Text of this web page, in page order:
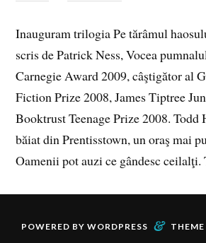
Inauguram trilogia Pe tărâmul
scris de Patrick Ness, Vocea
Carnegie Award 2009, câştigător al
Fiction Prize 2008, James Tiptree
Booktrust Teenage Prize 2008.
băiat din Prentisstown, un oraş mai
Oamenii pot auzi ce gândesc
POWERED BY WORDPRESS & THEME